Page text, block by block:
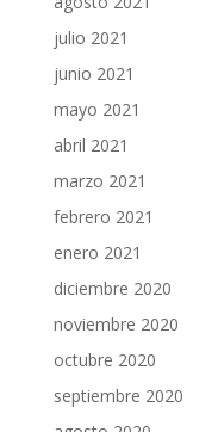
julio 2021
junio 2021
mayo 2021
abril 2021
marzo 2021
febrero 2021
enero 2021
diciembre 2020
noviembre 2020
octubre 2020
septiembre 2020